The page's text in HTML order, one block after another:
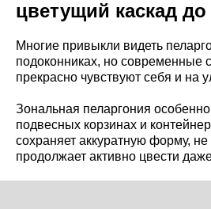
цветущий каскад
Многие привыкли видеть
подоконниках, но современные
прекрасно чувствуют себя и на
Зональная пеларгония
подвесных корзинах и
сохраняет аккуратную форму, не
продолжает активно цвести